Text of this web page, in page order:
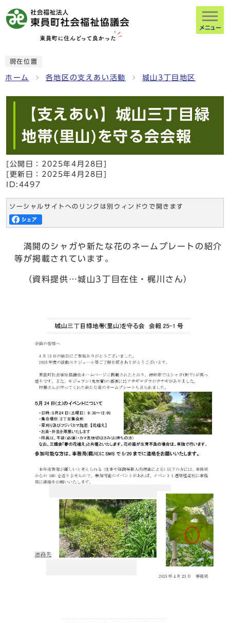
メニュー
現在位置
ホーム 各地区の支えあい活動 城山3丁目地区
【支えあい】城山三丁目緑
地帯(里山)を守る会会報
[公開日： 2025年4月28日
[更新日： 2025年4月28日
ID:4497
ソーシャルサイトへのリンクは別ウィンドウで開きます
満開のシャガや新たな花のネームプレートの紹介
等が掲載されています。
（資料提供…城山3丁目在住・梶川さん）